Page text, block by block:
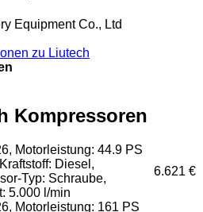
Equipment Co., Ltd
zu Liutech
Kompressoren
Motorleistung: 44.9 PS
Diesel,
Typ: Schraube,
5.000 l/min
6.621 €
Motorleistung: 161 PS